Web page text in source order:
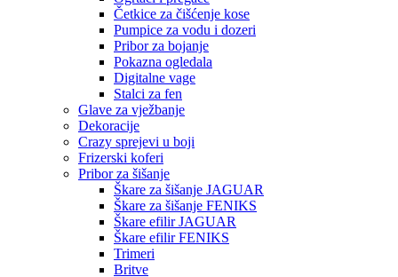
Četkice za čišćenje kose
Pumpice za vodu i dozeri
Pribor za bojanje
Pokazna ogledala
Digitalne vage
Stalci za fen
Glave za vježbanje
Dekoracije
Crazy sprejevi u boji
Frizerski koferi
Pribor za šišanje
Škare za šišanje JAGUAR
Škare za šišanje FENIKS
Škare efilir JAGUAR
Škare efilir FENIKS
Trimeri
Britve